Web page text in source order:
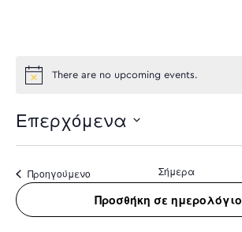
There are no upcoming events.
Επερχόμενα
Προηγούμενο Σήμερα
Προσθήκη σε ημερολόγιο